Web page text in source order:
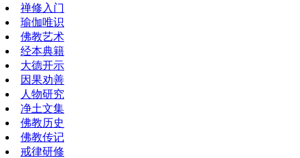
禅修入门
瑜伽唯识
佛教艺术
经本典籍
大德开示
因果劝善
人物研究
净土文集
佛教历史
佛教传记
戒律研修